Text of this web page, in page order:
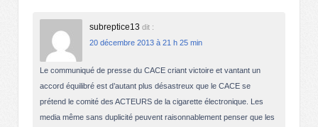
subreptice13 dit :
20 décembre 2013 à 21 h 25 min
Le communiqué de presse du CACE criant victoire et vantant un
accord équilibré est d’autant plus désastreux que le CACE se
prétend le comité des ACTEURS de la cigarette électronique. Les
media même sans duplicité peuvent raisonnablement penser que les